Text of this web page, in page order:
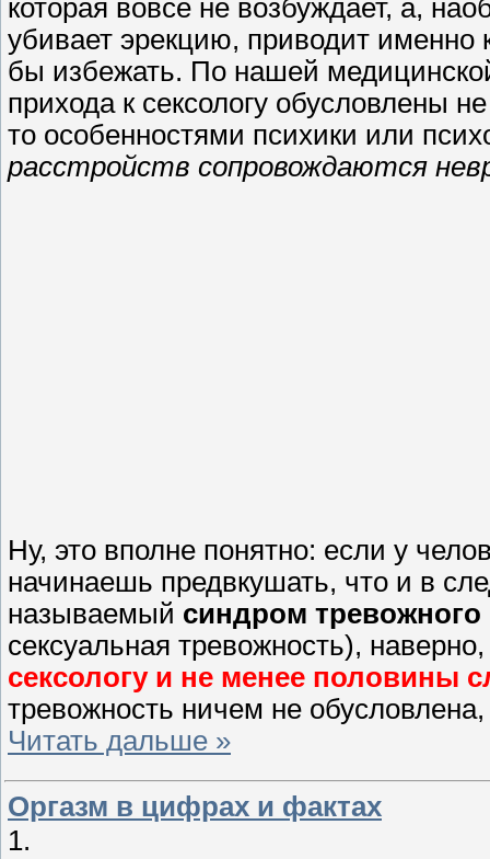
которая вовсе не возбуждает, а,
убивает эрекцию, приводит именно
бы избежать. По нашей
прихода к сексологу обусловлены
то особенностями психики или
расстройств сопровождаются
Ну, это вполне понятно: если у
начинаешь предвкушать, что и в
называемый синдром тревожного
сексуальная тревожность),
сексологу и не менее половины
тревожность ничем не
Читать дальше »
Оргазм в цифрах и фактах
1.